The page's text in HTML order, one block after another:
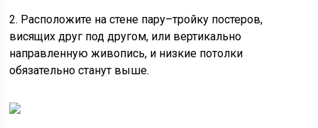
2. Расположите на стене пару–тройку постеров,
висящих друг под другом, или вертикально
направленную живопись, и низкие потолки
обязательно станут выше.